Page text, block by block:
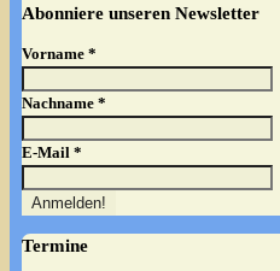
Abonniere unseren Newsletter
Vorname *
Nachname *
E-Mail *
Termine